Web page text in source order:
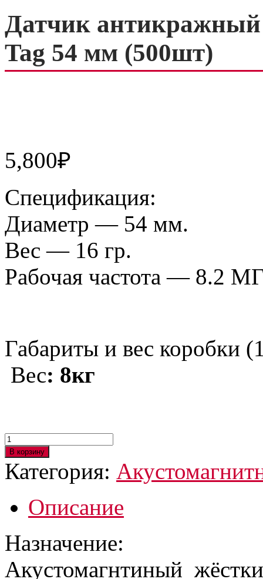
Датчик
Tag 54 мм (500шт)
5,800₽
Спецификация:
Диаметр — 54 мм.
Вес — 16 гр.
Рабочая частота — 8.2
Габариты и вес коробки
Вес: 8кг
Количество
товара
Датчик
антикражный
акустомагнитный
54
В корзину
Категория:
Описание
Назначение:
Акустомагнтиный